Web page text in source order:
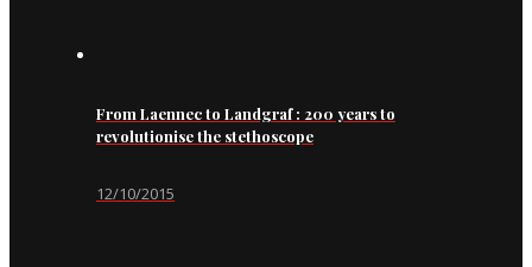
From Laennec to Landgraf : 200 years to
revolutionise the stethoscope
12/10/2015